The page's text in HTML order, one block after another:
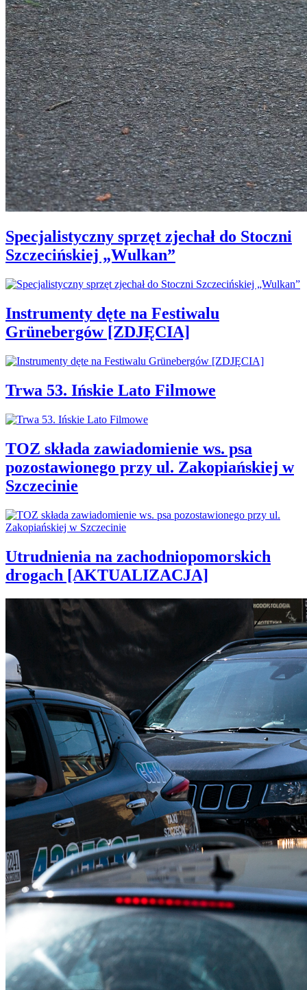
Specjalistyczny sprzęt zjechał do Stoczni
Szczecińskiej „Wulkan”
Instrumenty dęte na Festiwalu
Grünebergów [ZDJĘCIA]
Trwa 53. Ińskie Lato Filmowe
TOZ składa zawiadomienie ws. psa
pozostawionego przy ul. Zakopiańskiej w
Szczecinie
Utrudnienia na zachodniopomorskich
drogach [AKTUALIZACJA]